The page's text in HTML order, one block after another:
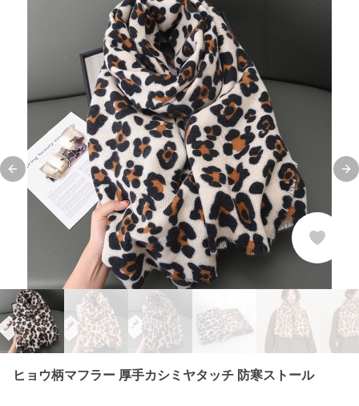
Previous slide
ヒョウ柄マフラー 厚手カシミヤタッチ 防寒ストール